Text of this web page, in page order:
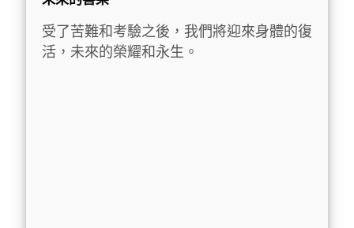
受了苦難和考驗之後，我們將迎來身體的復
活，未來的榮耀和永生。